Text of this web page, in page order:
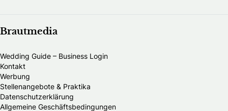
Brautmedia
Wedding Guide – Business Login
Kontakt
Werbung
Stellenangebote & Praktika
Datenschutzerklärung
Allgemeine Geschäftsbedingungen